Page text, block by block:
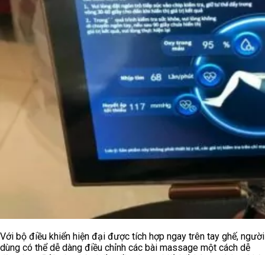
Với bộ điều khiển hiện đại được tích hợp ngay trên tay ghế, người
dùng có thể dễ dàng điều chỉnh các bài massage một cách dễ